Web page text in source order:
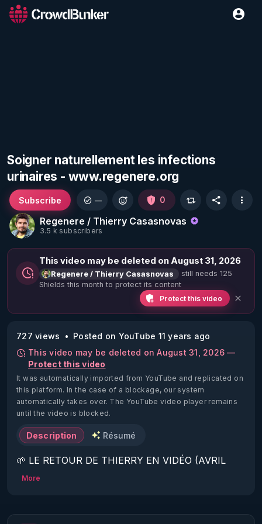
Soigner naturellement les infections
urinaires - www.regenere.org
Regenere / Thierry Casasnovas
3.5 k subscribers
Subscribe — 0
This video may be deleted on August 31, 2026
Regenere / Thierry Casasnovas
still needs 125
Shields this month to protect its content
Protect this video
727 views
Posted on YouTube 11 years ago
This video may be deleted on August 31, 2026 —
Protect this video
It was automatically imported from YouTube and replicated on
this platform. In the case of a blockage, our system
automatically takes over. The YouTube video player remains
until the video is blocked.
Description Résumé
🌱 LE RETOUR DE THIERRY EN VIDÉO (AVRIL
2022)!
https://www.rgnr.fr/presentation.html
More